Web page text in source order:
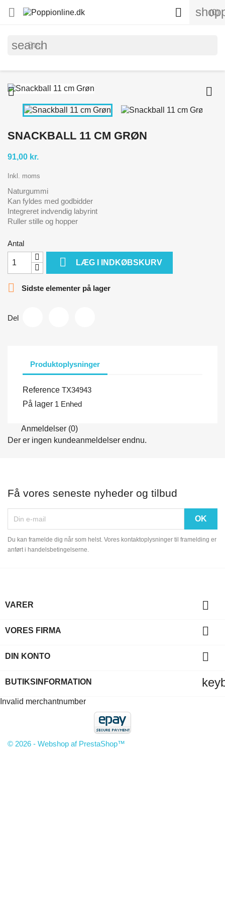
 (0)

search
 
SNACKBALL 11 CM GRØN
91,00 kr.
Inkl. moms
Naturgummi
Kan fyldes med godbidder
Integreret indvendig labyrint
Ruller stille og hopper
Antal
 LÆG I INDKØBSKURV
 Sidste elementer på lager
Del
Produktoplysninger
Reference TX34943
På lager 1 Enhed
Anmeldelser (0)
Der er ingen kundeanmeldelser endnu.
Få vores seneste nyheder og tilbud
Du kan framelde dig når som helst. Vores kontaktoplysninger til framelding er
anført i handelsbetingelserne.
VARER 
VORES FIRMA 
DIN KONTO 
BUTIKSINFORMATION
Invalid merchantnumber
© 2026 - Webshop af PrestaShop™